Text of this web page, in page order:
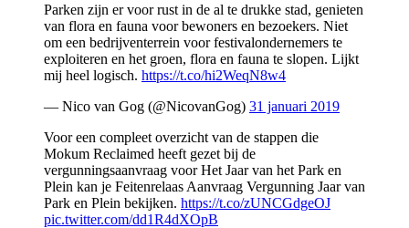
Parken zijn er voor rust in de al te drukke stad, genieten
van flora en fauna voor bewoners en bezoekers. Niet
om een bedrijventerrein voor festivalondernemers te
exploiteren en het groen, flora en fauna te slopen. Lijkt
mij heel logisch. https://t.co/hi2WeqN8w4
— Nico van Gog (@NicovanGog) 31 januari 2019
Voor een compleet overzicht van de stappen die
Mokum Reclaimed heeft gezet bij de
vergunningsaanvraag voor Het Jaar van het Park en
Plein kan je Feitenrelaas Aanvraag Vergunning Jaar van
Park en Plein bekijken. https://t.co/zUNCGdgeOJ
pic.twitter.com/dd1R4dXOpB